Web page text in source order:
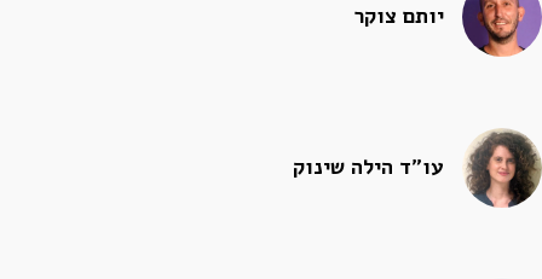
יותם צוקר
עו"ד הילה שינוק